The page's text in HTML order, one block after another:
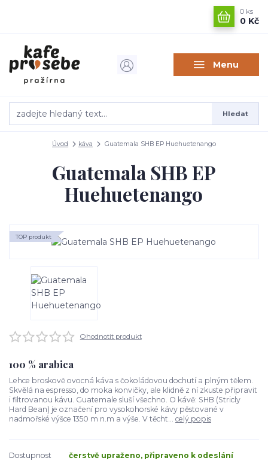
Menu
Hledat
0 ks
0 Kč
Úvod káva Guatemala SHB EP Huehuetenango
Guatemala SHB EP
Huehuetenango
TOP produkt
Ohodnotit produkt
100 % arabica
Lehce broskově ovocná káva s čokoládovou dochutí a plným tělem.
Skvělá na espresso, do moka konvičky, ale klidně z ní zkuste připravit
i filtrovanou kávu. Guatemale sluší všechno. O kávě: SHB (Stricly
Hard Bean) je označení pro vysokohorské kávy pěstované v
nadmořské výšce 1350 m n.m a výše. V těcht... celý popis
Dostupnost
čerstvě upraženo, připraveno k odeslání